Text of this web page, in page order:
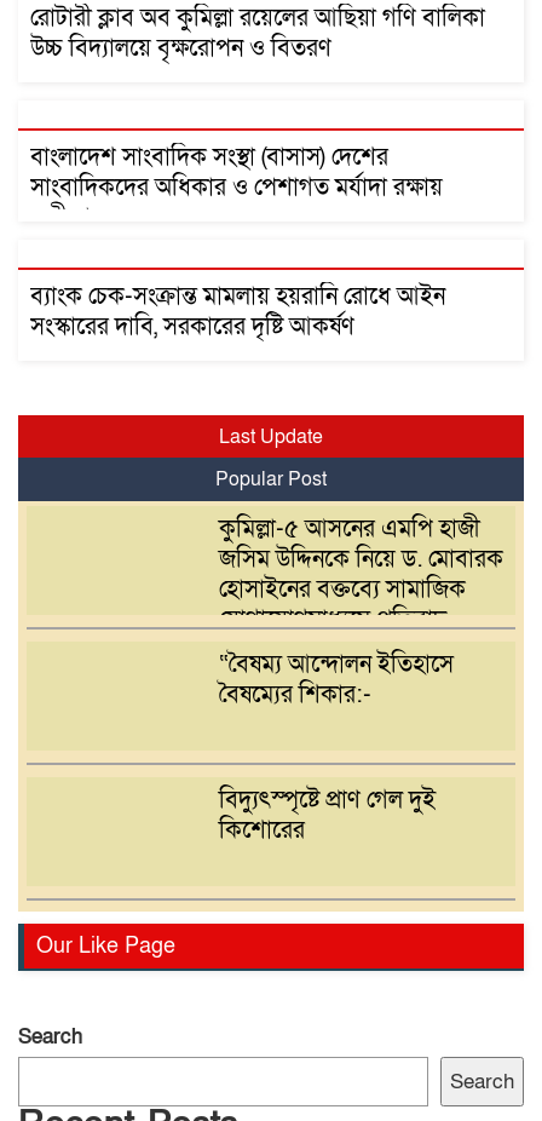
রোটারী ক্লাব অব কুমিল্লা রয়েলের আছিয়া গণি বালিকা
উচ্চ বিদ্যালয়ে বৃক্ষরোপন ও বিতরণ
বাংলাদেশ সাংবাদিক সংস্থা (বাসাস) দেশের
সাংবাদিকদের অধিকার ও পেশাগত মর্যাদা রক্ষায়
অঙ্গীকারবদ্ধ
ব্যাংক চেক-সংক্রান্ত মামলায় হয়রানি রোধে আইন
সংস্কারের দাবি, সরকারের দৃষ্টি আকর্ষণ
Last Update
Popular Post
কুমিল্লা-৫ আসনের এমপি হাজী
জসিম উদ্দিনকে নিয়ে ড. মোবারক
হোসাইনের বক্তব্যে সামাজিক
যোগাযোগমাধ্যমে প্রতিবাদ
“বৈষম্য আন্দোলন ইতিহাসে
বৈষম্যের শিকার:-
বিদ্যুৎস্পৃষ্টে প্রাণ গেল দুই
কিশোরের
আছিয়া গণি বালিকা উচ্চ
বাংলাদেশ সাংবাদিক সংস্থা
(বাসাস) দেশের সাংবাদিকদের
Our Like Page
Search
Search